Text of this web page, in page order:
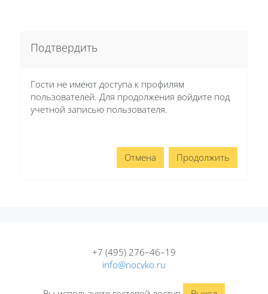
Подтвердить
Гости не имеют доступа к профилям
пользователей. Для продолжения войдите под
учетной записью пользователя.
Отмена Продолжить
+7 (495) 276–46–19
info@nocvko.ru